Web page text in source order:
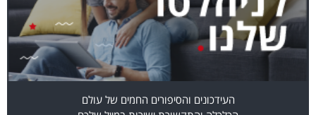
5
המילון
העידכונים והסיפורים החמים של עולם